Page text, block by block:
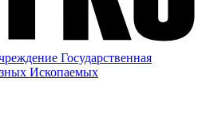
Государственная
Ископаемых